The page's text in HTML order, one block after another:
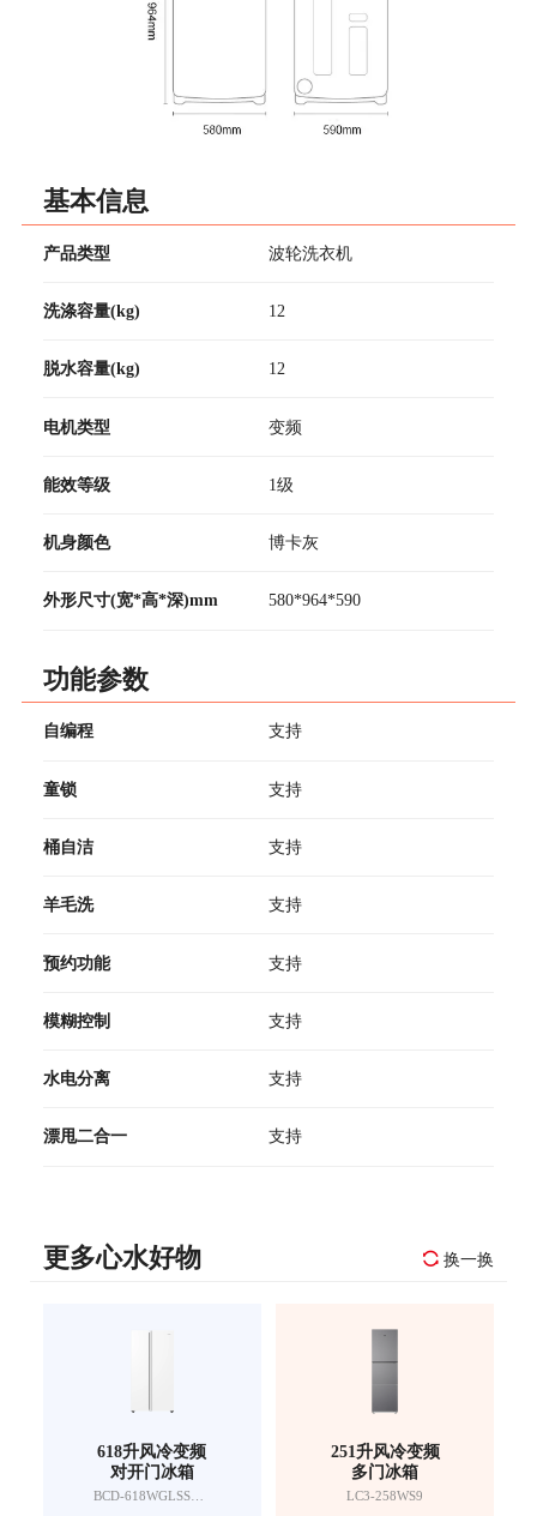
基本信息
产品类型 波轮洗衣机
洗涤容量(kg) 12
脱水容量(kg) 12
电机类型 变频
能效等级 1级
机身颜色 博卡灰
外形尺寸(宽*高*深)mm 580*964*590
功能参数
自编程 支持
童锁 支持
桶自洁 支持
羊毛洗 支持
预约功能 支持
模糊控制 支持
水电分离 支持
漂甩二合一 支持
更多心水好物 换一换
618升风冷变频
对开门冰箱
BCD-618WGLSSEDW9
251升风冷变频
多门冰箱
LC3-258WS9